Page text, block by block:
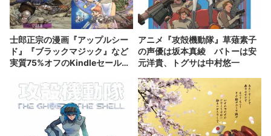
士郎正宗の漫画『アップルシー
ド』『ブラックマジック』など
実質75%オフのKindleセール開
アニメ『攻殻機動隊』草薙素子
の声優は坂本真綾 バトーは安
元洋貴、トグサは中村悠一